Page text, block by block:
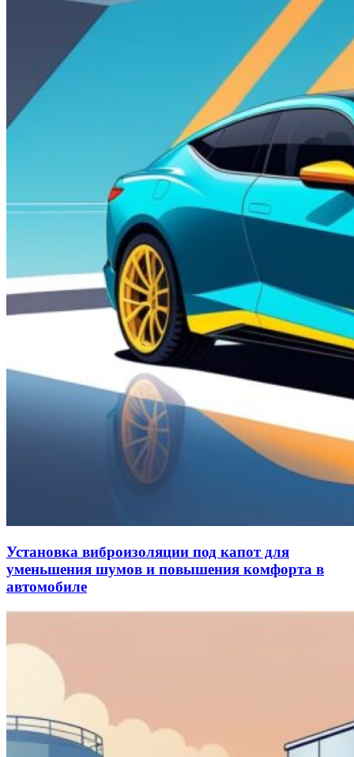
Установка виброизоляции под капот для
уменьшения шумов и повышения комфорта в
автомобиле